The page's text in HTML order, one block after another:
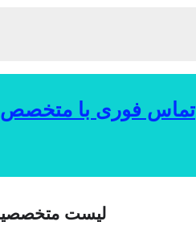
تماس فوری با متخصص
لیست